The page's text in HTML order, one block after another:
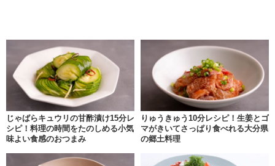
じゃばらキュウリの甘酢漬け15分レ
シピ！料理の時間をたのしめる小気
味よい食感のおつまみ
りゅうきゅう10分レシピ！生姜とゴ
マがきいてさっぱり食べれる大分県
の郷土料理